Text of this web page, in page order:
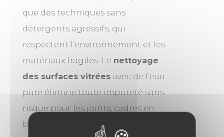
que des techniques sans
détergents agressifs, qui
respectent l’environnement et les
matériaux fragiles. Le nettoyage
des surfaces vitréesavec de l’eau
pure élimine toute impureté sans
risque pour les joints, cadres en
bois ou structures en métal. Cette